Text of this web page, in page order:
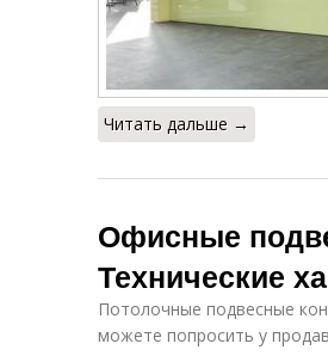
гостиной и
Потолок к стене
Читать дальше →
Офисные
Технические
Потолочные подвесные
можете попросить у